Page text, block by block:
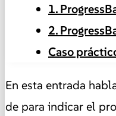
1.
2.
Caso
En esta entrada
de para indicar el